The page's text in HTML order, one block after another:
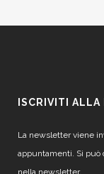
ISCRIVITI
La newsletter viene
appuntamenti. Si può